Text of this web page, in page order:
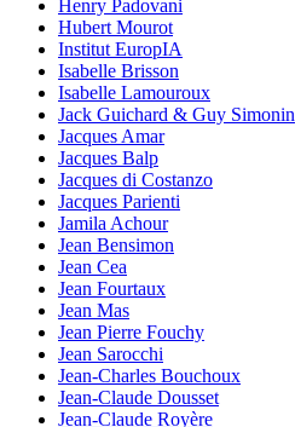
Henry Padovani
Hubert Mourot
Institut EuropIA
Isabelle Brisson
Isabelle Lamouroux
Jack Guichard & Guy Simonin
Jacques Amar
Jacques Balp
Jacques di Costanzo
Jacques Parienti
Jamila Achour
Jean Bensimon
Jean Cea
Jean Fourtaux
Jean Mas
Jean Pierre Fouchy
Jean Sarocchi
Jean-Charles Bouchoux
Jean-Claude Dousset
Jean-Claude Royère